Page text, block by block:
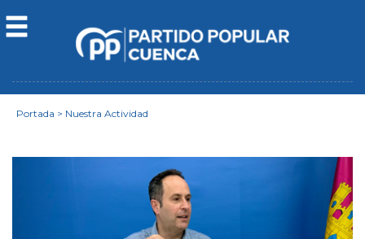
Portada > Nuestra Actividad